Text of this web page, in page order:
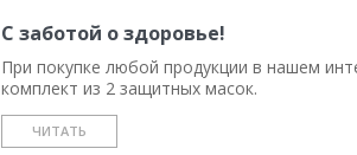
С заботой о здоровье!
При покупке любой продукции в нашем
комплект из 2 защитных масок.
ЧИТАТЬ